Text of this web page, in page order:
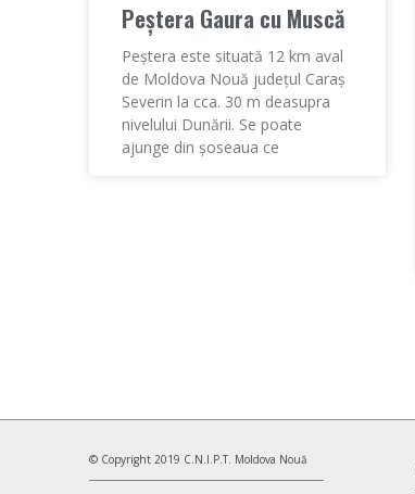
Peștera Gaura cu Muscă
Peștera este situată 12 km aval
de Moldova Nouă județul Caraș
Severin la cca. 30 m deasupra
nivelului Dunării. Se poate
ajunge din șoseaua ce
© Copyright 2019 C.N.I.P.T. Moldova Nouă